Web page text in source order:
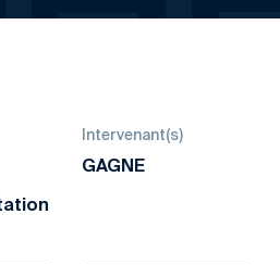
Intervenant(s)
GAGNE